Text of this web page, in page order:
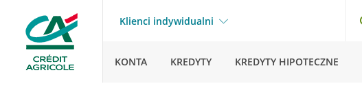
Klienci indywidualni
KONTA KREDYTY KREDYTY HIPOTECZNE